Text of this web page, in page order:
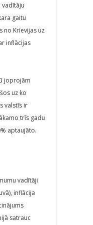
vadītāju
gaitu
no Krievijas uz
inflācijas
joprojām
uz ko
valstīs ir
trīs gadu
aptaujāto.
vadītāji
inflācija
satrauc